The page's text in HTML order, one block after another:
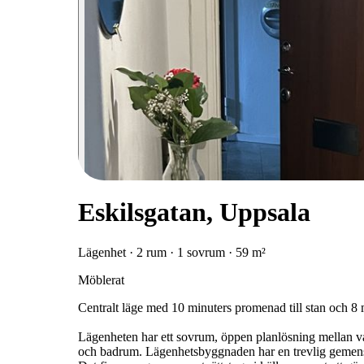
Eskilsgatan, Uppsala
Lägenhet · 2 rum · 1 sovrum · 59 m²
Möblerat
Centralt läge med 10 minuters promenad till stan och
Lägenheten har ett sovrum, öppen planlösning mellan
och badrum. Lägenhetsbyggnaden har en trevlig